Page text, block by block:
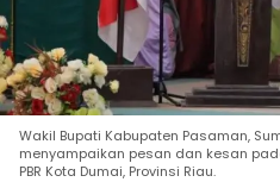
Wakil Bupati Kabupaten Pasaman,
menyampaikan pesan dan kesan
PBR Kota Dumai, Provinsi Riau.